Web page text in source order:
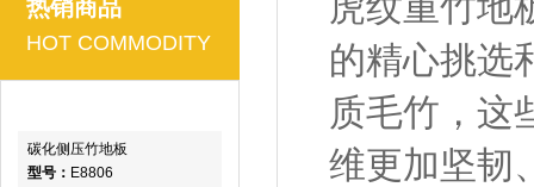
热销商品
HOT COMMODITY
碳化侧压竹地板
型号： E8806
的精心挑选
质毛竹，这
维更加坚韧